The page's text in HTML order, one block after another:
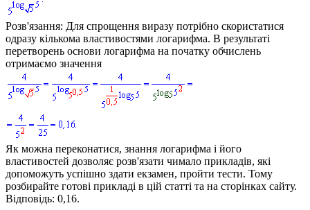
Розв'язання: Для спрощення виразу потрібно скористатися
одразу кількома властивостями логарифма. В результаті
перетворень основи логарифма на початку обчислень
отримаємо значення
Як можна переконатися, знання логарифма і його
властивостей дозволяє розв'язати чимало прикладів, які
допоможуть успішно здати екзамен, пройти тести. Тому
розбирайте готові прикладі в цій статті та на сторінках сайту.
Відповідь: 0,16.